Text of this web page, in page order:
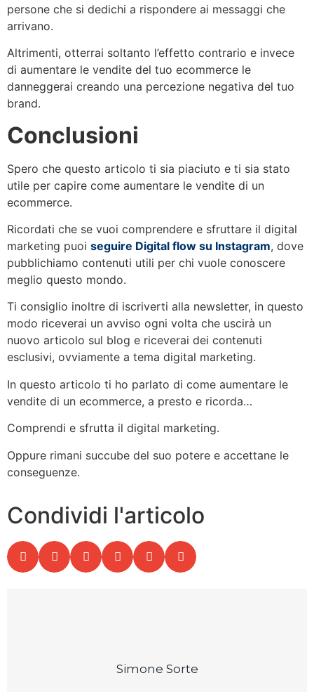
persone che si dedichi a rispondere ai messaggi che
arrivano.
Altrimenti, otterrai soltanto l’effetto contrario e invece
di aumentare le vendite del tuo ecommerce le
danneggerai creando una percezione negativa del tuo
brand.
Conclusioni
Spero che questo articolo ti sia piaciuto e ti sia stato
utile per capire come aumentare le vendite di un
ecommerce.
Ricordati che se vuoi comprendere e sfruttare il digital
marketing puoi seguire Digital flow su Instagram, dove
pubblichiamo contenuti utili per chi vuole conoscere
meglio questo mondo.
Ti consiglio inoltre di iscriverti alla newsletter, in questo
modo riceverai un avviso ogni volta che uscirà un
nuovo articolo sul blog e riceverai dei contenuti
esclusivi, ovviamente a tema digital marketing.
In questo articolo ti ho parlato di come aumentare le
vendite di un ecommerce, a presto e ricorda…
Comprendi e sfrutta il digital marketing.
Oppure rimani succube del suo potere e accettane le
conseguenze.
Condividi l'articolo
Simone Sorte